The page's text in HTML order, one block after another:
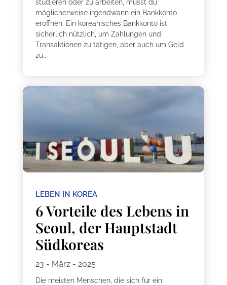
studieren oder zu arbeiten, musst du
möglicherweise irgendwann ein Bankkonto
eröffnen. Ein koreanisches Bankkonto ist
sicherlich nützlich, um Zahlungen und
Transaktionen zu tätigen, aber auch um Geld
zu...
LEBEN IN KOREA
6 Vorteile des Lebens in
Seoul, der Hauptstadt
Südkoreas
23 - März - 2025
Die meisten Menschen, die sich für ein